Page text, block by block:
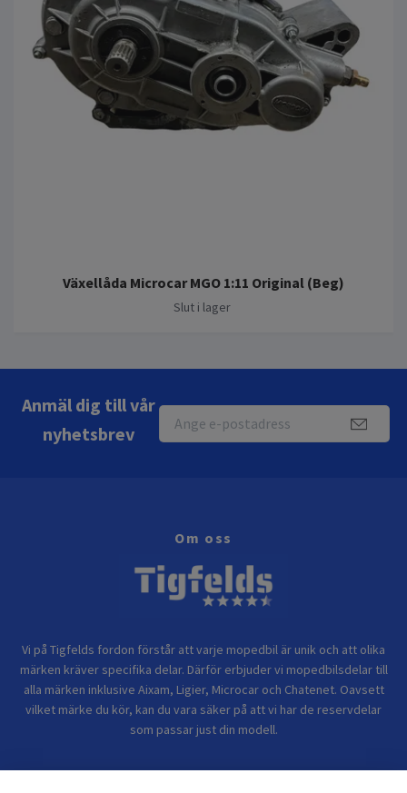
Växellåda Microcar MGO 1:11 Original (Beg)
Slut i lager
Anmäl dig till vår
nyhetsbrev
Om oss
Vi på Tigfelds fordon förstår att varje mopedbil är unik och att olika
märken kräver specifika delar. Därför erbjuder vi mopedbilsdelar till
alla märken inklusive Aixam, Ligier, Microcar och Chatenet. Oavsett
vilket märke du kör, kan du vara säker på att vi har de reservdelar
som passar just din modell.